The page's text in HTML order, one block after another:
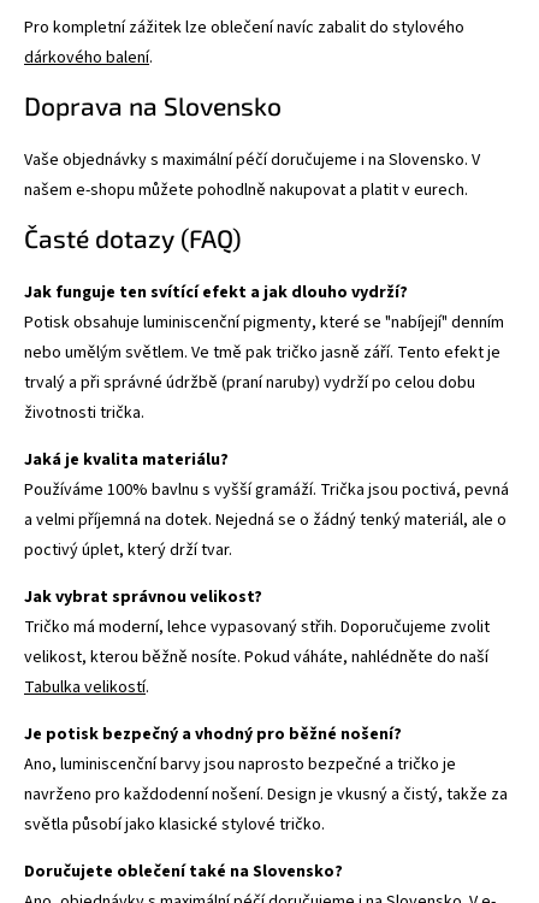
Pro kompletní zážitek lze oblečení navíc zabalit do stylového
dárkového balení.
Doprava na Slovensko
Vaše objednávky s maximální péčí doručujeme i na Slovensko. V
našem e-shopu můžete pohodlně nakupovat a platit v eurech.
Časté dotazy (FAQ)
Jak funguje ten svítící efekt a jak dlouho vydrží?
Potisk obsahuje luminiscenční pigmenty, které se "nabíjejí" denním
nebo umělým světlem. Ve tmě pak tričko jasně září. Tento efekt je
trvalý a při správné údržbě (praní naruby) vydrží po celou dobu
životnosti trička.
Jaká je kvalita materiálu?
Používáme 100% bavlnu s vyšší gramáží. Trička jsou poctivá, pevná
a velmi příjemná na dotek. Nejedná se o žádný tenký materiál, ale o
poctivý úplet, který drží tvar.
Jak vybrat správnou velikost?
Tričko má moderní, lehce vypasovaný střih. Doporučujeme zvolit
velikost, kterou běžně nosíte. Pokud váháte, nahlédněte do naší
Tabulka velikostí.
Je potisk bezpečný a vhodný pro běžné nošení?
Ano, luminiscenční barvy jsou naprosto bezpečné a tričko je
navrženo pro každodenní nošení. Design je vkusný a čistý, takže za
světla působí jako klasické stylové tričko.
Doručujete oblečení také na Slovensko?